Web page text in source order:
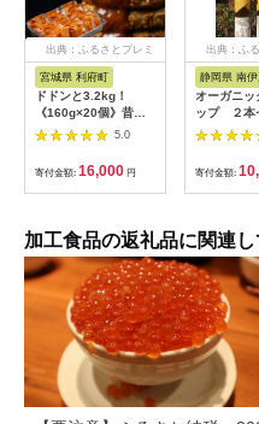
出典：ふるさとプレミ
宮城県 利府町
ドドンと3.2kg！
《160g×20個》昔懐
かしいデミグラスソー
スハンバーグ 肉 洋食
簡単 大容量 湯煎 湯せ
ん 個包装 [大容量 ハ
ンバーグ 肉 おかず 惣
洋食 湯煎 個別包装 小
分 お弁当 便利 お試
し]|06_thm-040601
5.0
寄付金額: 16,000 円
出典：ふ
静岡県 南
オーガニッ
ップ ２本
レーン）
康 ジンジ
プ ジンジ
が 生姜シ
<H-1>
寄付金額:
加工食品の返礼品に関連